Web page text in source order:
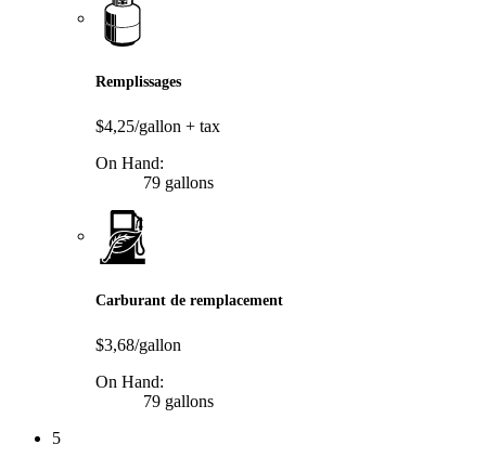
Remplissages
$4,25/gallon + tax
On Hand:
79 gallons
Carburant de remplacement
$3,68/gallon
On Hand:
79 gallons
5